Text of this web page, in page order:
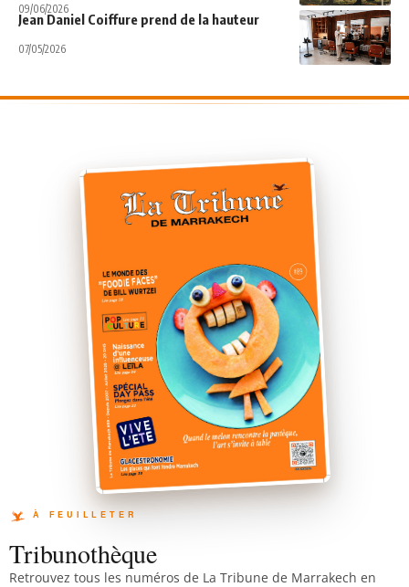
09/06/2026
Jean Daniel Coiffure prend de la hauteur
07/05/2026
Tribunothèque
Retrouvez tous les numéros de La Tribune de Marrakech en